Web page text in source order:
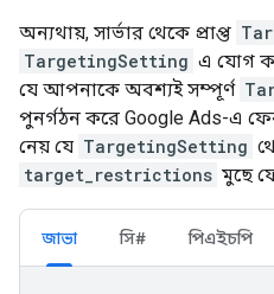
অন্যথায়, সার্ভার থেকে প্রাপ্ত
TargetingSetting এ যোগ
যে আপনাকে অবশ্যই সম্পূর্ণ
পুনর্গঠন করে Google Ads-এ
নেয় যে TargetingSetting
target_restrictions মুছে
জাভা সি# পিএইচপি